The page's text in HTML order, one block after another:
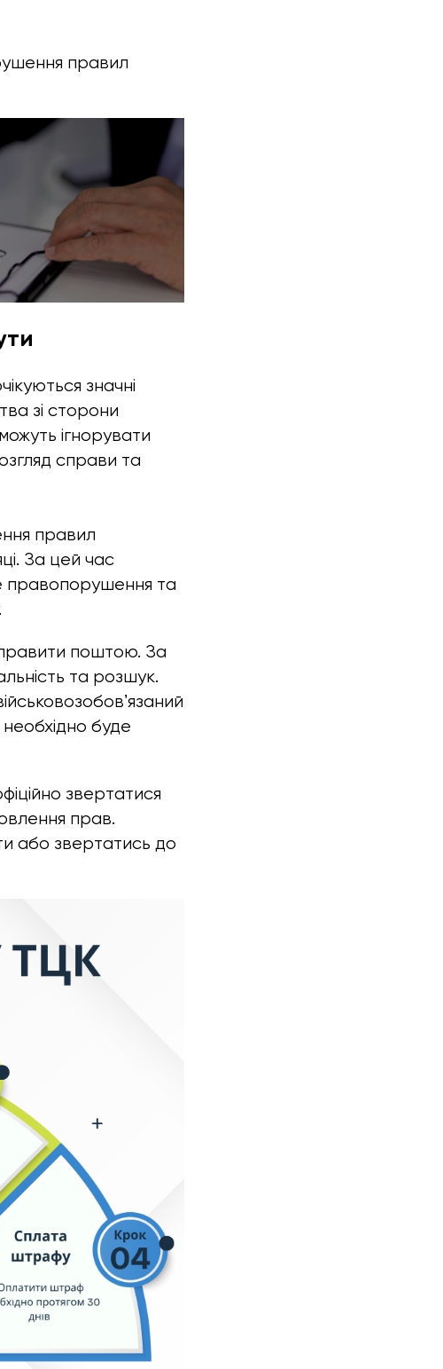
правил
значні
зі сторони
ігнорувати
справи та
правил
За цей час
правопорушення та
поштою. За
та розшук.
буде
звертатися
прав.
або звертатись до